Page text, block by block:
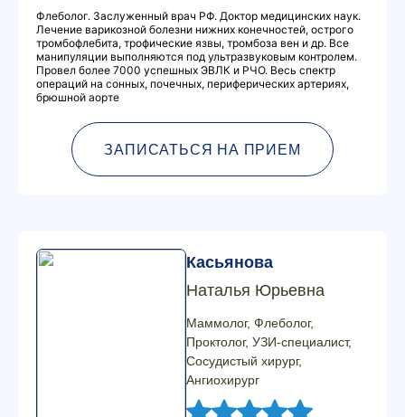
Флеболог. Заслуженный врач РФ. Доктор медицинских наук.
Лечение варикозной болезни нижних конечностей, острого
тромбофлебита, трофические язвы, тромбоза вен и др. Все
манипуляции выполняются под ультразвуковым контролем.
Провел более 7000 успешных ЭВЛК и РЧО. Весь спектр
операций на сонных, почечных, периферических артериях,
брюшной аорте
ЗАПИСАТЬСЯ НА ПРИЕМ
Касьянова
Наталья Юрьевна
Маммолог, Флеболог,
Проктолог, УЗИ-специалист,
Сосудистый хирург,
Ангиохирург